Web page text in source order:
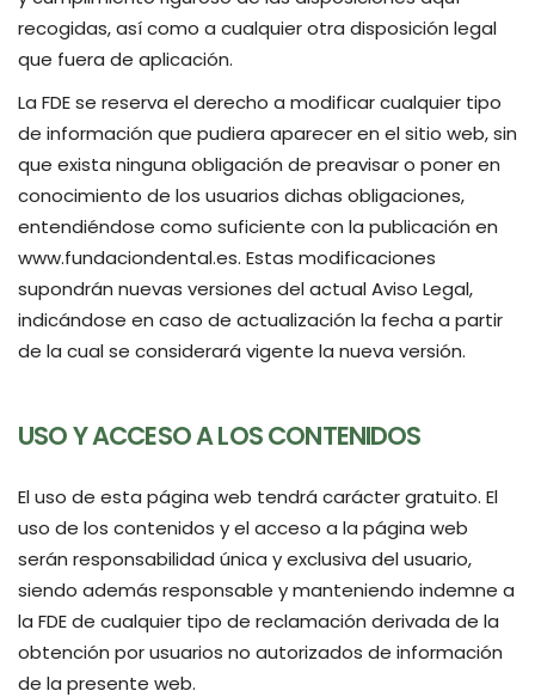
recogidas, así como a cualquier otra disposición legal
que fuera de aplicación.
La FDE se reserva el derecho a modificar cualquier tipo
de información que pudiera aparecer en el sitio web, sin
que exista ninguna obligación de preavisar o poner en
conocimiento de los usuarios dichas obligaciones,
entendiéndose como suficiente con la publicación en
www.fundaciondental.es. Estas modificaciones
supondrán nuevas versiones del actual Aviso Legal,
indicándose en caso de actualización la fecha a partir
de la cual se considerará vigente la nueva versión.
USO Y ACCESO A LOS CONTENIDOS
El uso de esta página web tendrá carácter gratuito. El
uso de los contenidos y el acceso a la página web
serán responsabilidad única y exclusiva del usuario,
siendo además responsable y manteniendo indemne a
la FDE de cualquier tipo de reclamación derivada de la
obtención por usuarios no autorizados de información
de la presente web.